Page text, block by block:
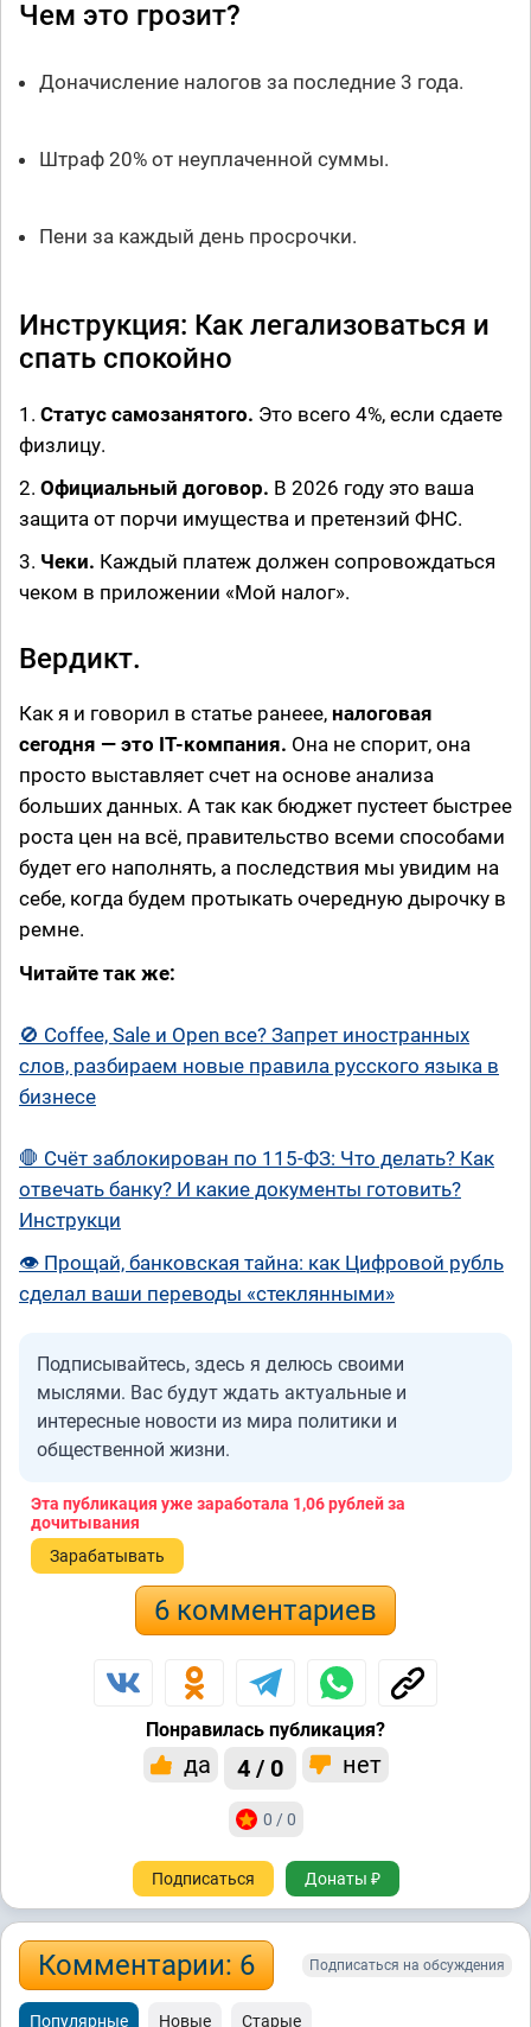
Чем это грозит?
Доначисление налогов за последние 3 года.
Штраф 20% от неуплаченной суммы.
Пени за каждый день просрочки.
Инструкция: Как легализоваться и
спать спокойно
1. Статус самозанятого. Это всего 4%, если сдаете
физлицу.
2. Официальный договор. В 2026 году это ваша
защита от порчи имущества и претензий ФНС.
3. Чеки. Каждый платеж должен сопровождаться
чеком в приложении «Мой налог».
Вердикт.
Как я и говорил в статье ранеее, налоговая
сегодня — это IT-компания. Она не спорит, она
просто выставляет счет на основе анализа
больших данных. А так как бюджет пустеет быстрее
роста цен на всё, правительство всеми способами
будет его наполнять, а последствия мы увидим на
себе, когда будем протыкать очередную дырочку в
ремне.
Читайте так же:
🚫 Coffee, Sale и Open все? Запрет иностранных
слов, разбираем новые правила русского языка в
бизнесе
🛑 Счёт заблокирован по 115-ФЗ: Что делать? Как
отвечать банку? И какие документы готовить?
Инструкци
👁️ Прощай, банковская тайна: как Цифровой рубль
сделал ваши переводы «стеклянными»
Подписывайтесь, здесь я делюсь своими
мыслями. Вас будут ждать актуальные и
интересные новости из мира политики и
общественной жизни.
Эта публикация уже заработала 1,06 рублейза
дочитывания
Зарабатывать
6 комментариев
Понравилась публикация?
да 4 / 0 нет
0 / 0
Подписаться Донаты ₽
Комментарии: 6 Подписаться на обсуждения
Популярные Новые Старые